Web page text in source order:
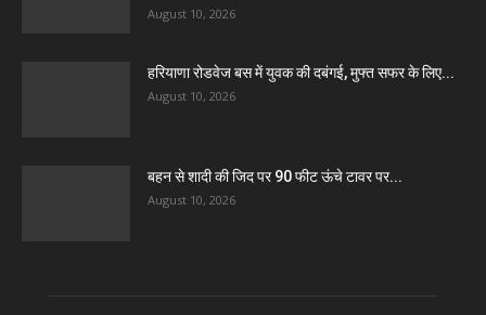
August 10, 2026
हरियाणा रोडवेज बस में युवक की दबंगई, मुफ्त सफर के लिए...
August 10, 2026
बहन से शादी की जिद पर 90 फीट ऊंचे टावर पर...
August 10, 2026